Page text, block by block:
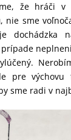
že hráči
, nie sme
dochádzka
pre výchovu
sme radi v